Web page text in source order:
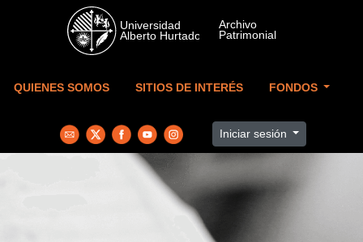
Skip to main content
QUIENES SOMOS SITIOS DE INTERÉS FONDOS
Iniciar sesión